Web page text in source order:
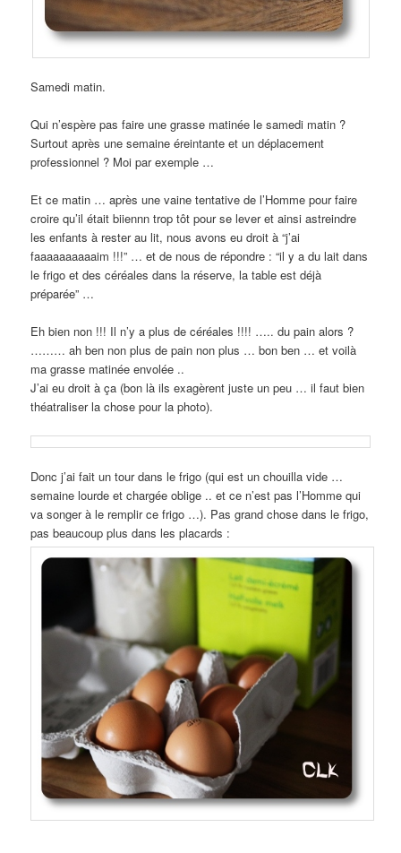
Samedi matin.
Qui n’espère pas faire une grasse matinée le samedi matin ?
Surtout après une semaine éreintante et un déplacement
professionnel ? Moi par exemple …
Et ce matin … après une vaine tentative de l’Homme pour faire
croire qu’il était biiennn trop tôt pour se lever et ainsi astreindre
les enfants à rester au lit, nous avons eu droit à “j’ai
faaaaaaaaaaim !!!” … et de nous de répondre : “il y a du lait dans
le frigo et des céréales dans la réserve, la table est déjà
préparée” …
Eh bien non !!! Il n’y a plus de céréales !!!! ….. du pain alors ?
……… ah ben non plus de pain non plus … bon ben … et voilà
ma grasse matinée envolée ..
J’ai eu droit à ça (bon là ils exagèrent juste un peu … il faut bien
théatraliser la chose pour la photo).
Donc j’ai fait un tour dans le frigo (qui est un chouilla vide …
semaine lourde et chargée oblige .. et ce n’est pas l’Homme qui
va songer à le remplir ce frigo …). Pas grand chose dans le frigo,
pas beaucoup plus dans les placards :